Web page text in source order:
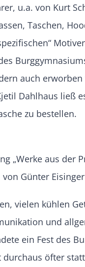
u.a. von Kurt
Taschen,
auch erworben
Dahlhaus ließ
zu bestellen.
„Werke aus der
von Günter Eisinger
vielen kühlen
und
ein Fest des
durchaus öfter